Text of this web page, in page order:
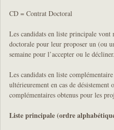
CD = Contrat Doctoral
Les candidats en liste principale vont
doctorale pour leur proposer un (ou
semaine pour l’accepter ou le décliner.
Les candidats en liste
ultérieurement en cas de désistement
complémentaires obtenus pour les
Liste principale (ordre